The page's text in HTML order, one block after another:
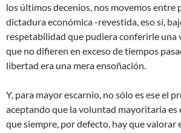
los últimos decenios, nos movemos entre
dictadura económica -revestida, eso sí,
respetabilidad que pudiera conferirle una
que no difieren en exceso de tiempos
libertad era una mera ensoñación.
Y, para mayor escarnio, no sólo es ese el
aceptando que la voluntad mayoritaria es
que siempre, por defecto, hay que valorar